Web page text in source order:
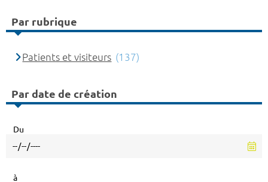
Par rubrique
Patients et visiteurs (137)
Par date de création
Du
à